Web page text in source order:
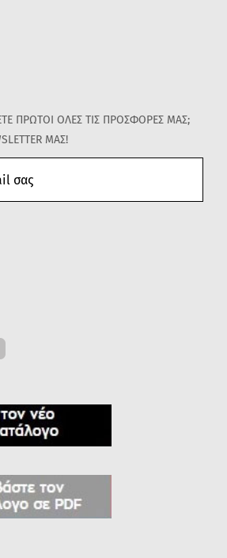
ΠΡΩΤΟΙ ΟΛΕΣ ΤΙΣ ΠΡΟΣΦΟΡΕΣ ΜΑΣ;
ΜΑΣ!